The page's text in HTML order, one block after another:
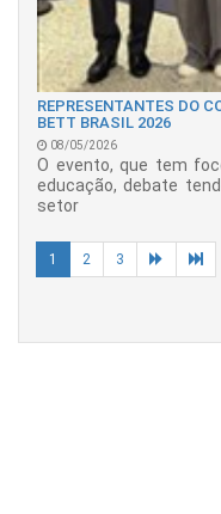
REPRESENTANTES DO
BETT BRASIL 2026
08/05/2026
O evento, que tem
educação, debate
setor
1 2 3